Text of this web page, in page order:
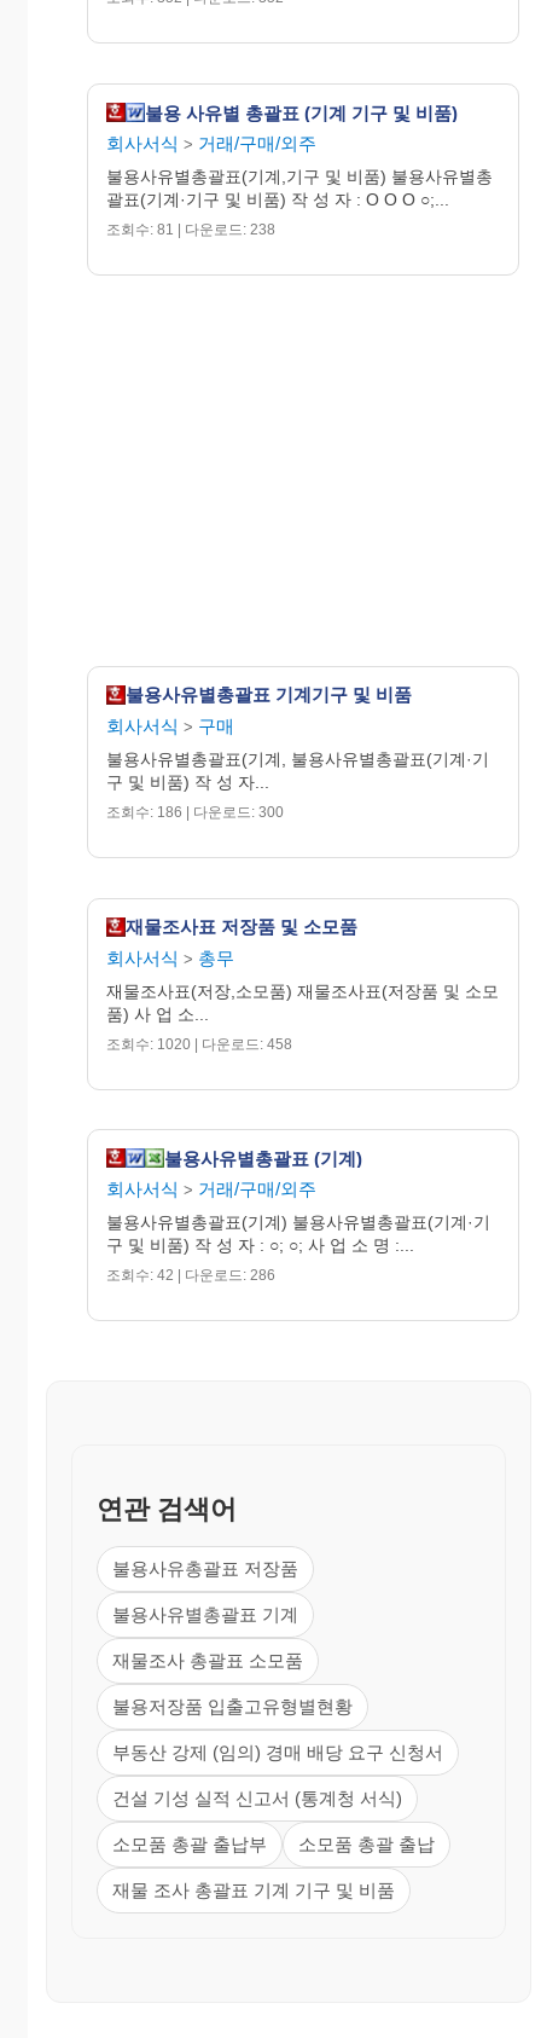
불용 사유별 총괄표 (기계 기구 및 비품)
회사서식 > 거래/구매/외주
불용사유별총괄표(기계,기구 및 비품) 불용사유별총
괄표(기계·기구 및 비품) 작 성 자 : O O O ○;...
조회수: 81 | 다운로드: 238
불용사유별총괄표 기계기구 및 비품
회사서식 > 구매
불용사유별총괄표(기계, 불용사유별총괄표(기계·기
구 및 비품) 작 성 자...
조회수: 186 | 다운로드: 300
재물조사표 저장품 및 소모품
회사서식 > 총무
재물조사표(저장,소모품) 재물조사표(저장품 및 소모
품) 사 업 소...
조회수: 1020 | 다운로드: 458
불용사유별총괄표 (기계)
회사서식 > 거래/구매/외주
불용사유별총괄표(기계) 불용사유별총괄표(기계·기
구 및 비품) 작 성 자 : ○; ○; 사 업 소 명 :...
조회수: 42 | 다운로드: 286
연관 검색어
불용사유총괄표 저장품
불용사유별총괄표 기계
재물조사 총괄표 소모품
불용저장품 입출고유형별현황
부동산 강제 (임의) 경매 배당 요구 신청서
건설 기성 실적 신고서 (통계청 서식)
소모품 총괄 출납부 소모품 총괄 출납
재물 조사 총괄표 기계 기구 및 비품